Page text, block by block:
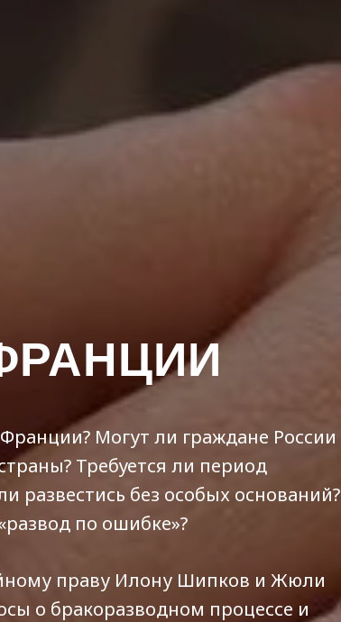
Могут ли граждане России
Требуется ли период
развестись без особых оснований?
по ошибке»?
праву Илону Шипков и Жюли
о бракоразводном процессе и